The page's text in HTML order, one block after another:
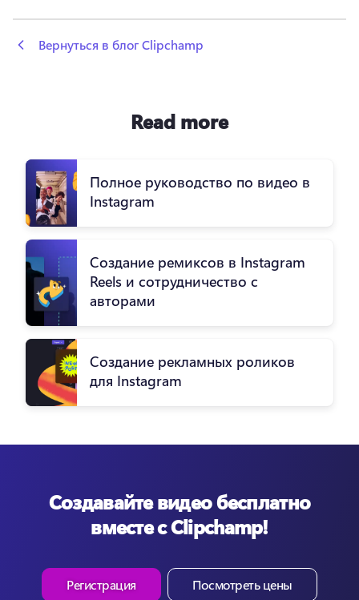
Вернуться в блог Clipchamp
Read more
Полное руководство по видео в
Instagram
Создание ремиксов в Instagram
Reels и сотрудничество с
авторами
Создание рекламных роликов
для Instagram
Создавайте видео бесплатно
вместе с Clipchamp!
Регистрация Посмотреть цены